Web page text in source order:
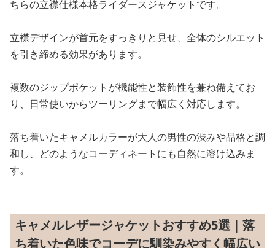
ちらの立襟仕様本格ライダースジャケットです。
立襟デザインが首元をすっきりと見せ、全体のシルエット
を引き締める効果があります。
複数のジップポケットが機能性と装飾性を兼ね備えてお
り、日常使いからツーリングまで幅広く対応します。
落ち着いたキャメルカラーが大人の男性の渋みや品格と調
和し、どのようなコーディネートにも自然に溶け込みま
す。
キャメルレザージャケットおすすめ5選｜落
ち着いた色味でコーデに馴染みやすく幅広い